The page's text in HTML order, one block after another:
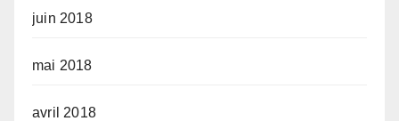
juin 2018
mai 2018
avril 2018